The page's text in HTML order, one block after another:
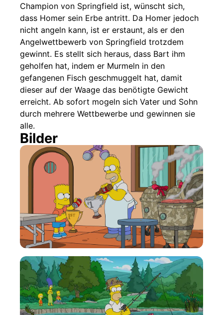
Sendetermine
Nächste / Vorherige Folge
Champion von Springfield ist, wünscht sich,
dass Homer sein Erbe antritt. Da Homer jedoch
nicht angeln kann, ist er erstaunt, als er den
Angelwettbewerb von Springfield trotzdem
gewinnt. Es stellt sich heraus, dass Bart ihm
geholfen hat, indem er Murmeln in den
gefangenen Fisch geschmuggelt hat, damit
dieser auf der Waage das benötigte Gewicht
erreicht. Ab sofort mogeln sich Vater und Sohn
durch mehrere Wettbewerbe und gewinnen sie
alle.
Bilder